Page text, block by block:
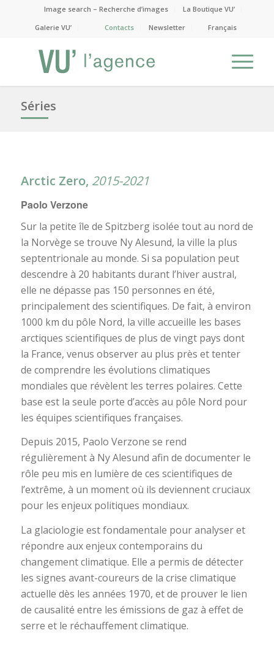
Image search – Recherche d’images
La Boutique VU’
Galerie VU’
Contacts Newsletter Français
Séries
Arctic Zero, 2015-2021
Paolo Verzone
Sur la petite île de Spitzberg isolée tout au nord de
la Norvège se trouve Ny Alesund, la ville la plus
septentrionale au monde. Si sa population peut
descendre à 20 habitants durant l’hiver austral,
elle ne dépasse pas 150 personnes en été,
principalement des scientifiques. De fait, à environ
1000 km du pôle Nord, la ville accueille les bases
arctiques scientifiques de plus de vingt pays dont
la France, venus observer au plus près et tenter
de comprendre les évolutions climatiques
mondiales que révèlent les terres polaires. Cette
base est la seule porte d’accès au pôle Nord pour
les équipes scientifiques françaises.
Depuis 2015, Paolo Verzone se rend
régulièrement à Ny Alesund afin de documenter le
rôle peu mis en lumière de ces scientifiques de
l’extrême, à un moment où ils deviennent cruciaux
pour les enjeux politiques mondiaux.
La glaciologie est fondamentale pour analyser et
répondre aux enjeux contemporains du
changement climatique. Elle a permis de détecter
les signes avant-coureurs de la crise climatique
actuelle dès les années 1970, et de prouver le lien
de causalité entre les émissions de gaz à effet de
serre et le réchauffement climatique.